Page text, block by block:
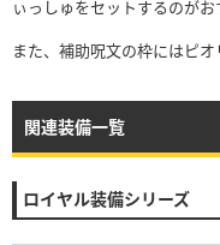
ぃっしゅをセットするのがお
また、補助呪文の枠にはピオ
関連装備一覧
ロイヤル装備シリーズ